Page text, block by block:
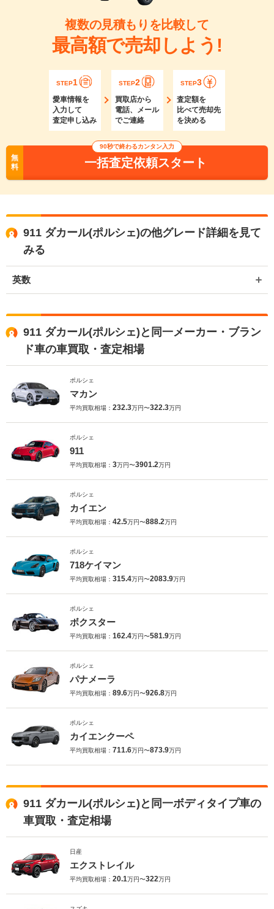
複数の見積もりを比較して
最高額で売却しよう!
STEP1
愛車情報を
入力して
査定申し込み
STEP2
買取店から
電話、メール
でご連絡
STEP3
査定額を
比べて売却先
を決める
無
料
90秒で終わるカンタン入力
一括査定依頼スタート
911 ダカール(ポルシェ)の他グレード詳細を見て
みる
英数
911 ダカール(ポルシェ)と同一メーカー・ブラン
ド車の車買取・査定相場
ポルシェ
マカン
平均買取相場： 232.3万円〜322.3万円
ポルシェ
911
平均買取相場： 3万円〜3901.2万円
ポルシェ
カイエン
平均買取相場： 42.5万円〜888.2万円
ポルシェ
718ケイマン
平均買取相場： 315.4万円〜2083.9万円
ポルシェ
ボクスター
平均買取相場： 162.4万円〜581.9万円
ポルシェ
パナメーラ
平均買取相場： 89.6万円〜926.8万円
ポルシェ
カイエンクーペ
平均買取相場： 711.6万円〜873.9万円
911 ダカール(ポルシェ)と同一ボディタイプ車の
車買取・査定相場
日産
エクストレイル
平均買取相場： 20.1万円〜322万円